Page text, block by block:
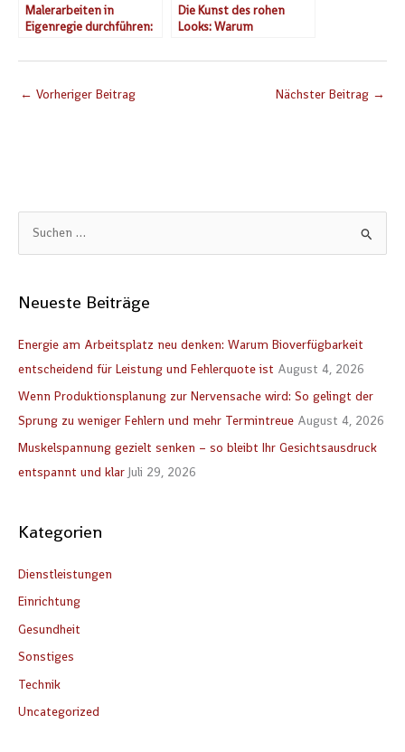
h
h
:
Neueste Beiträge
Energie am Arbeitsplatz neu denken: Warum Bioverfügbarkeit
entscheidend für Leistung und Fehlerquote ist August 4, 2026
Wenn Produktionsplanung zur Nervensache wird: So gelingt der
Sprung zu weniger Fehlern und mehr Termintreue August 4, 2026
Muskelspannung gezielt senken – so bleibt Ihr Gesichtsausdruck
entspannt und klar Juli 29, 2026
Kategorien
Dienstleistungen
Einrichtung
Gesundheit
Sonstiges
Technik
Uncategorized
Malerarbeiten in
Eigenregie durchführen:
beachten
Die Kunst des rohen
Looks: Warum
edel wirkt
← Vorheriger Beitrag Nächster Beitrag →